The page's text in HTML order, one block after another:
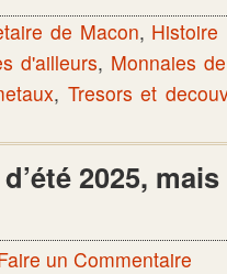
de Macon, Histoire
d'ailleurs, Monnaies
, Tresors et
2025,
un Commentaire